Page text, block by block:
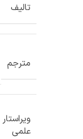
تالیف
مترجم
ویراستار
علمی